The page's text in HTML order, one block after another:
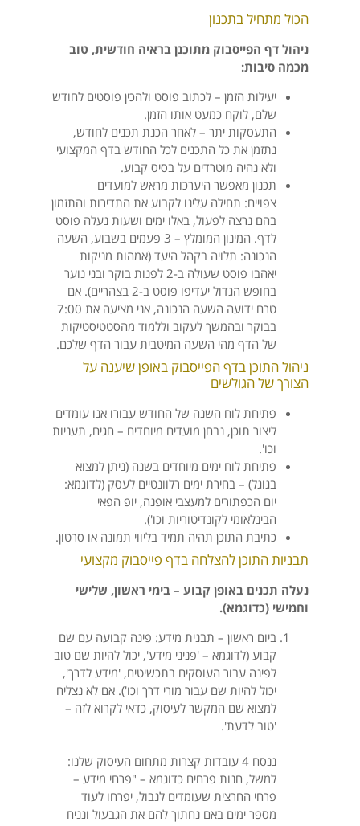
הכול מתחיל בתכנון
ניהול דף הפייסבוק מתוכנן בראיה חודשית, טוב
מכמה סיבות:
יעילות הזמן – לכתוב פוסט ולהכין פוסטים לחודש
שלם, לוקח כמעט אותו הזמן.
התעסקות יתר – לאחר הכנת תכנים לחודש,
נתזמן את כל התכנים לכל החודש בדף המקצועי
ולא נהיה מוטרדים על בסיס קבוע.
תכנון מאפשר היערכות מראש למועדים
צפויים: תחילה עלינו לקבוע את התדירות והתזמון
בהם נרצה לפעול, באלו ימים ושעות נעלה פוסט
לדף. המינון המומלץ – 3 פעמים בשבוע, השעה
הנכונה: תלויה בקהל היעד (אמהות מניקות
יאהבו פוסט שעולה ב-2 לפנות בוקר ובני נוער
בחופש הגדול יעדיפו פוסט ב-2 בצהריים). אם
טרם ידועה השעה הנכונה, אני מציעה את 7:00
בבוקר ובהמשך לעקוב וללמוד מהסטטיסטיקות
של הדף מהי השעה המיטבית עבור הדף שלכם.
ניהול התוכן בדף הפייסבוק באופן שיענה על
הצורך של הגולשים
פתיחת לוח השנה של החודש עבורו אנו עומדים
ליצור תוכן, נבחן מועדים מיוחדים – חגים, תעניות
וכו'.
פתיחת לוח ימים מיוחדים בשנה (ניתן למצוא
בגוגל) – בחירת ימים רלוונטיים לעסק (לדוגמא:
יום הכפתורים למעצבי אופנה, יופ הפאי
הבינלאומי לקונדיטוריות וכו').
כתיבת התוכן תהיה תמיד בליווי תמונה או סרטון.
תבניות התוכן להצלחה בדף פייסבוק מקצועי​
נעלה תכנים באופן קבוע – בימי ראשון, שלישי
וחמישי (כדוגמא).
​ביום ראשון – תבנית מידע: פינה קבועה עם שם
קבוע (לדוגמא – 'פניני מידע', יכול להיות שם טוב
לפינה עבור העוסקים בתכשיטים, 'מידע לדרך',
יכול להיות שם עבור מורי דרך וכו'). אם לא נצליח
למצוא שם המקשר לעיסוק, כדאי לקרוא לזה –
'טוב לדעת'.
ננסח 4 עובדות קצרות מתחום העיסוק שלנו:
למשל, חנות פרחים כדוגמא – "פרחי מידע –
פרחי החרצית שעומדים לנבול, יפרחו לעוד
מספר ימים באם נחתוך להם את הגבעול ונניח